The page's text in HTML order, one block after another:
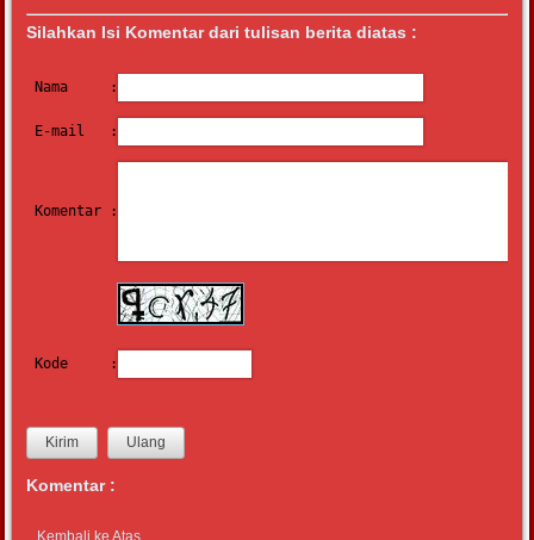
Silahkan Isi Komentar dari tulisan berita diatas :
Nama     :
E-mail   :
Komentar :
Kode     :
Komentar :